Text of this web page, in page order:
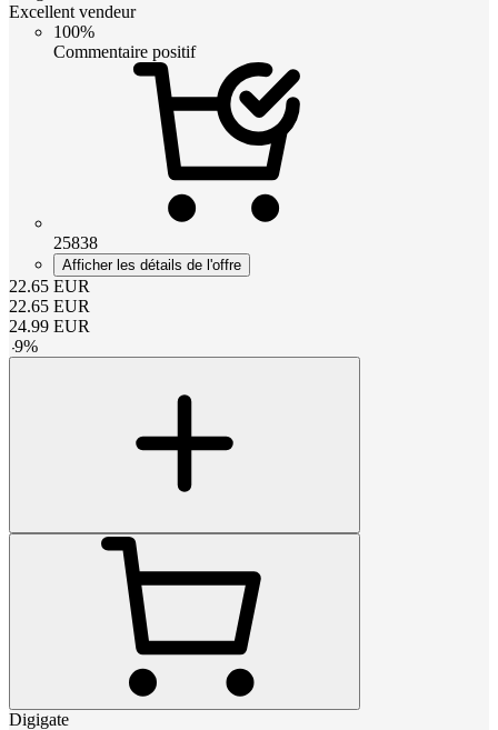
Excellent vendeur
100%
Commentaire positif
25838
Afficher les détails de l'offre
22.65 EUR
22.65 EUR
24.99 EUR
-9%
Digigate